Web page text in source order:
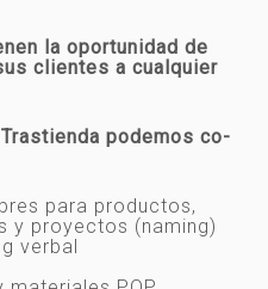
la oportunidad de
clientes a cualquier
podemos co-
para productos,
y proyectos (naming)
verbal